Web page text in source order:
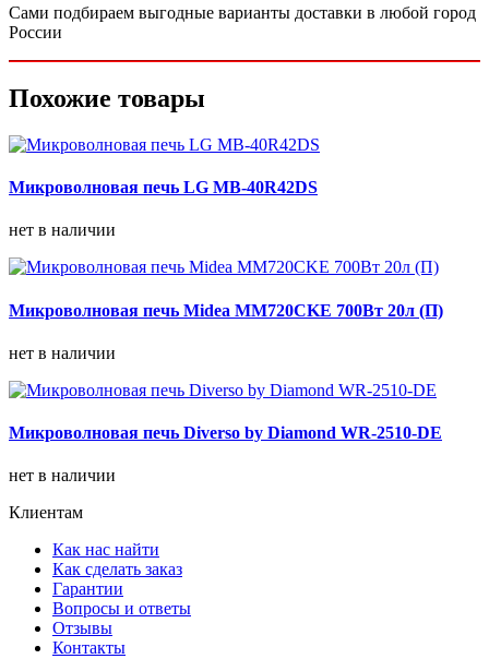
Сами подбираем выгодные варианты доставки в любой город
России
Похожие товары
Микроволновая печь LG MB-40R42DS
нет в наличии
Микроволновая печь Midea MM720CKE 700Вт 20л (П)
нет в наличии
Микроволновая печь Diverso by Diamond WR-2510-DE
нет в наличии
Клиентам
Как нас найти
Как сделать заказ
Гарантии
Вопросы и ответы
Отзывы
Контакты